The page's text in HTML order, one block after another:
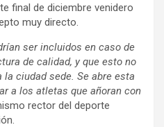
final de diciembre venidero
muy directo.
ser incluidos en caso de
de calidad, y que esto no
ciudad sede. Se abre esta
a los atletas que añoran con
rector del deporte